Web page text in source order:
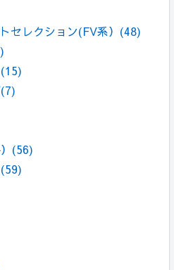
セレクション(FV系） (48)
(15)
(7)
(56)
(59)